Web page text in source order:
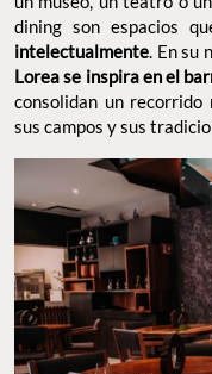
dining son espacios
intelectualmente. En su
Lorea se inspira en el
consolidan un
sus campos y sus